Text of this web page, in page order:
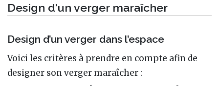
Design d'un verger maraîcher
Design d’un verger dans l’espace
Voici les critères à prendre en compte afin de
designer son verger maraîcher :